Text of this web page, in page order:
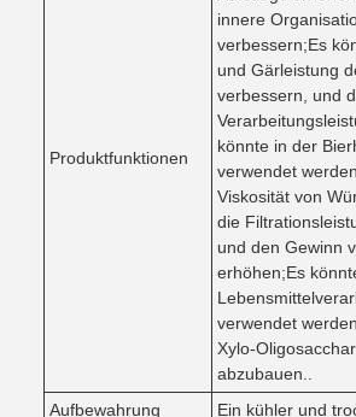
Produktfunktionen
innere
verbessern;Es
und Gärleistung
verbessern, und
könnte in der
verwendet
Viskosität von
die
und den Gewinn
erhöhen;Es
verwendet
Xylo-
abzubauen..
Aufbewahrung
Ein kühler und